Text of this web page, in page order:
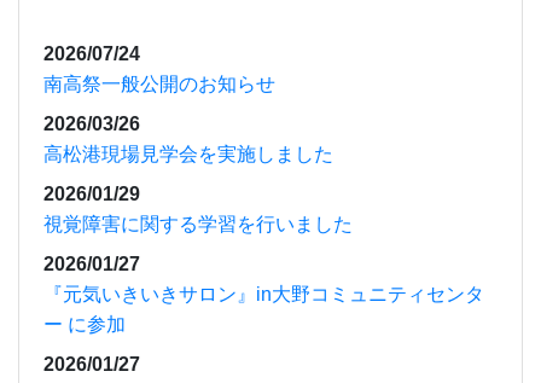
2026/07/24
南高祭一般公開のお知らせ
2026/03/26
高松港現場見学会を実施しました
2026/01/29
視覚障害に関する学習を行いました
2026/01/27
『元気いきいきサロン』in大野コミュニティセンタ
ー に参加
2026/01/27